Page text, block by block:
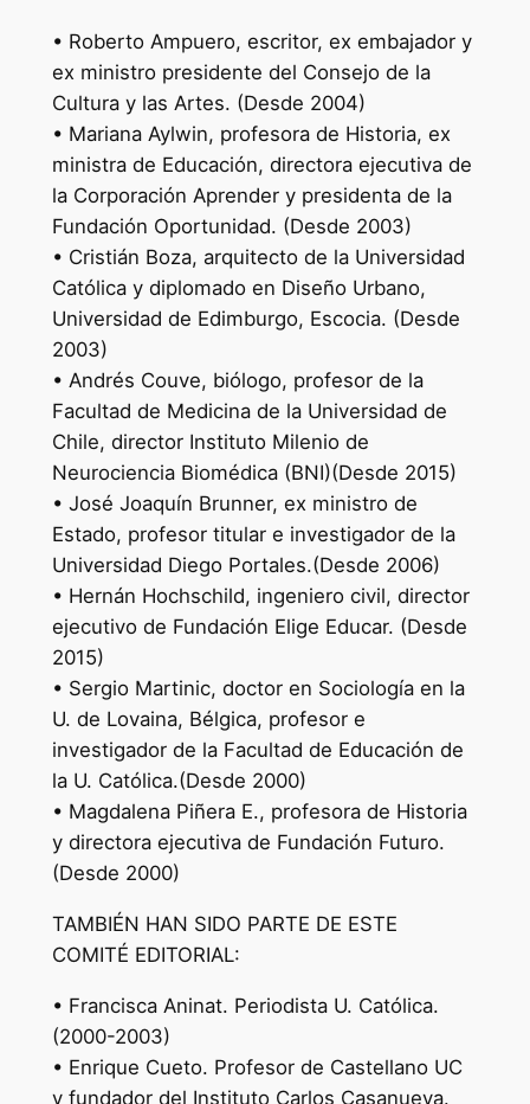
• Roberto Ampuero, escritor, ex embajador y
ex ministro presidente del Consejo de la
Cultura y las Artes. (Desde 2004)
• Mariana Aylwin, profesora de Historia, ex
ministra de Educación, directora ejecutiva de
la Corporación Aprender y presidenta de la
Fundación Oportunidad. (Desde 2003)
• Cristián Boza, arquitecto de la Universidad
Católica y diplomado en Diseño Urbano,
Universidad de Edimburgo, Escocia. (Desde
2003)
• Andrés Couve, biólogo, profesor de la
Facultad de Medicina de la Universidad de
Chile, director Instituto Milenio de
Neurociencia Biomédica (BNI)(Desde 2015)
• José Joaquín Brunner, ex ministro de
Estado, profesor titular e investigador de la
Universidad Diego Portales.(Desde 2006)
• Hernán Hochschild, ingeniero civil, director
ejecutivo de Fundación Elige Educar. (Desde
2015)
• Sergio Martinic, doctor en Sociología en la
U. de Lovaina, Bélgica, profesor e
investigador de la Facultad de Educación de
la U. Católica.(Desde 2000)
• Magdalena Piñera E., profesora de Historia
y directora ejecutiva de Fundación Futuro.
(Desde 2000)
TAMBIÉN HAN SIDO PARTE DE ESTE
COMITÉ EDITORIAL:
• Francisca Aninat. Periodista U. Católica.
(2000-2003)
• Enrique Cueto. Profesor de Castellano UC
y fundador del Instituto Carlos Casanueva.